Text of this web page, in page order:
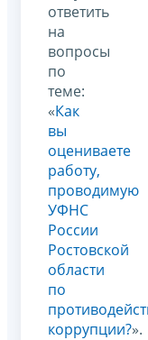
ответить
на
вопросы
по
теме:
«Как
вы
оцениваете
работу,
проводимую
УФНС
России
Ростовской
области
по
коррупции?».